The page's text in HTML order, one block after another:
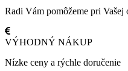
Radi Vám pomôžeme pri Vašej
VÝHODNÝ NÁKUP
Nízke ceny a rýchle doručenie